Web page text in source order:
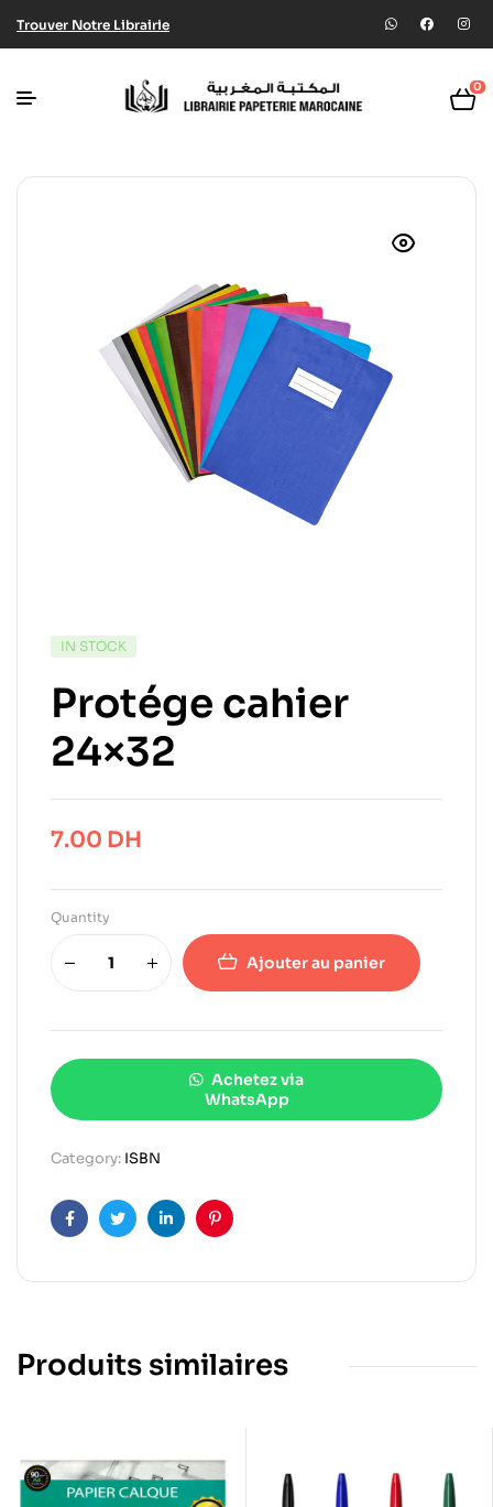
Trouver Notre Librairie
0
IN STOCK
Protége cahier
24×32
7.00 DH
Quantity
Ajouter au panier
Achetez via
WhatsApp
Category: ISBN
FacebookTwitterLinkedinPinterest
Produits similaires